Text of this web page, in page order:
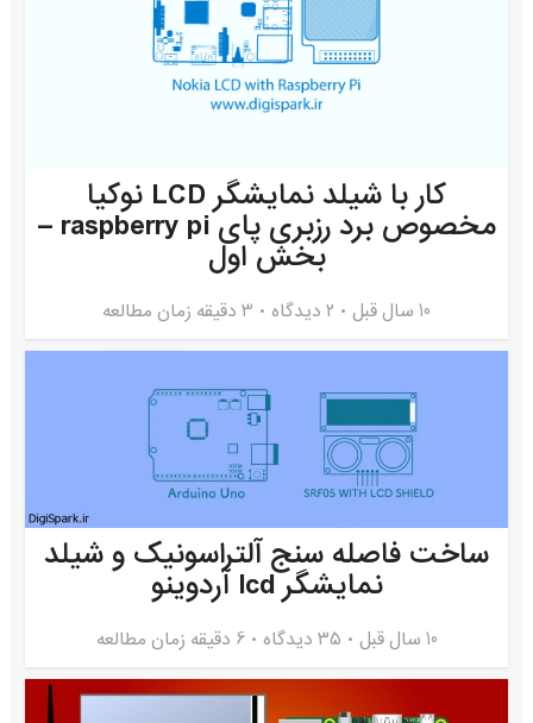
کار با شیلد نمایشگر LCD نوکیا
مخصوص برد رزبری پای raspberry pi –
بخش اول
10 سال قبل ۲ دیدگاه 3 دقیقه زمان مطالعه
ساخت فاصله سنج آلتراسونیک و شیلد
نمایشگر lcd آردوینو
10 سال قبل ۳۵ دیدگاه 6 دقیقه زمان مطالعه